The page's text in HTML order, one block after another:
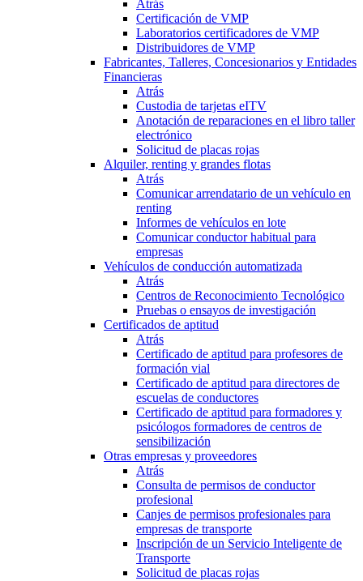
Atrás
Certificación de VMP
Laboratorios certificadores de VMP
Distribuidores de VMP
Fabricantes, Talleres, Concesionarios y Entidades
Financieras
Atrás
Custodia de tarjetas eITV
Anotación de reparaciones en el libro taller
electrónico
Solicitud de placas rojas
Alquiler, renting y grandes flotas
Atrás
Comunicar arrendatario de un vehículo en
renting
Informes de vehículos en lote
Comunicar conductor habitual para
empresas
Vehículos de conducción automatizada
Atrás
Centros de Reconocimiento Tecnológico
Pruebas o ensayos de investigación
Certificados de aptitud
Atrás
Certificado de aptitud para profesores de
formación vial
Certificado de aptitud para directores de
escuelas de conductores
Certificado de aptitud para formadores y
psicólogos formadores de centros de
sensibilización
Otras empresas y proveedores
Atrás
Consulta de permisos de conductor
profesional
Canjes de permisos profesionales para
empresas de transporte
Inscripción de un Servicio Inteligente de
Transporte
Solicitud de placas rojas